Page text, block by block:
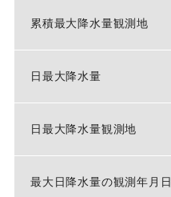
累積最大降水量観測地
日最大降水量
日最大降水量観測地
最大日降水量の観測年月日